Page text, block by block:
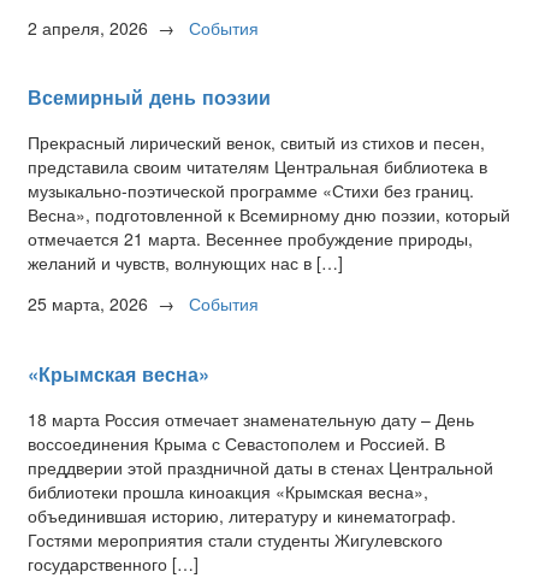
2 апреля, 2026 → События
Всемирный день поэзии
Прекрасный лирический венок, свитый из стихов и песен,
представила своим читателям Центральная библиотека в
музыкально-поэтической программе «Стихи без границ.
Весна», подготовленной к Всемирному дню поэзии, который
отмечается 21 марта. Весеннее пробуждение природы,
желаний и чувств, волнующих нас в […]
25 марта, 2026 → События
«Крымская весна»
18 марта Россия отмечает знаменательную дату – День
воссоединения Крыма с Севастополем и Россией. В
преддверии этой праздничной даты в стенах Центральной
библиотеки прошла киноакция «Крымская весна»,
объединившая историю, литературу и кинематограф.
Гостями мероприятия стали студенты Жигулевского
государственного […]